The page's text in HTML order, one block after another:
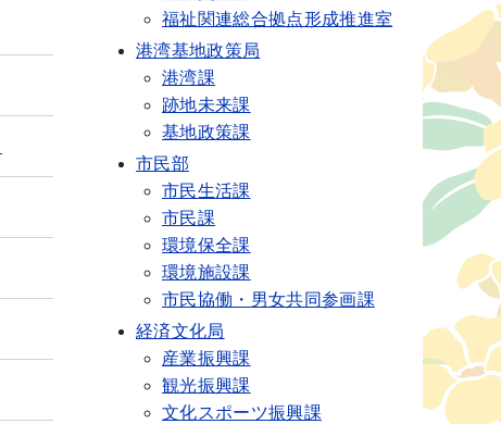
福祉関連総合拠点形成推進室
港湾基地政策局
港湾課
跡地未来課
基地政策課
市民部
市民生活課
市民課
環境保全課
環境施設課
市民協働・男女共同参画課
経済文化局
産業振興課
観光振興課
文化スポーツ振興課